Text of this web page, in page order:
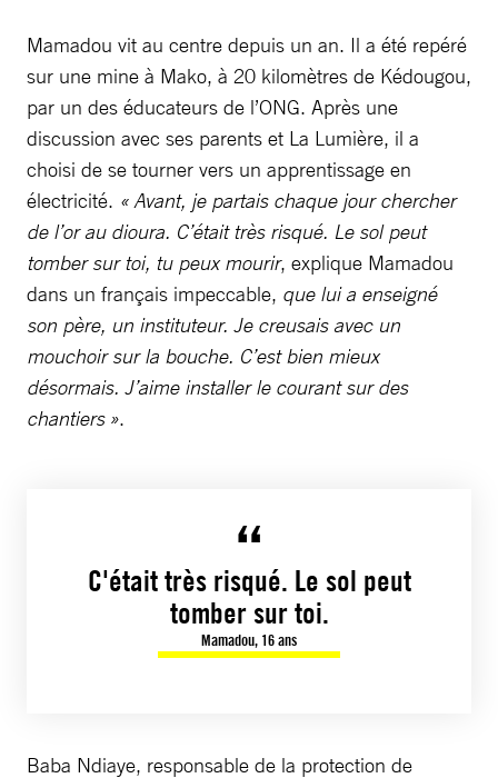
Mamadou vit au centre depuis un an. Il a été repéré
sur une mine à Mako, à 20 kilomètres de Kédougou,
par un des éducateurs de l’ONG. Après une
discussion avec ses parents et La Lumière, il a
choisi de se tourner vers un apprentissage en
électricité. « Avant, je partais chaque jour chercher
de l’or au dioura. C’était très risqué. Le sol peut
tomber sur toi, tu peux mourir, explique Mamadou
dans un français impeccable, que lui a enseigné
son père, un instituteur. Je creusais avec un
mouchoir sur la bouche. C’est bien mieux
désormais. J’aime installer le courant sur des
chantiers ».
C'était très risqué. Le sol peut
tomber sur toi.
Mamadou, 16 ans
Baba Ndiaye, responsable de la protection de